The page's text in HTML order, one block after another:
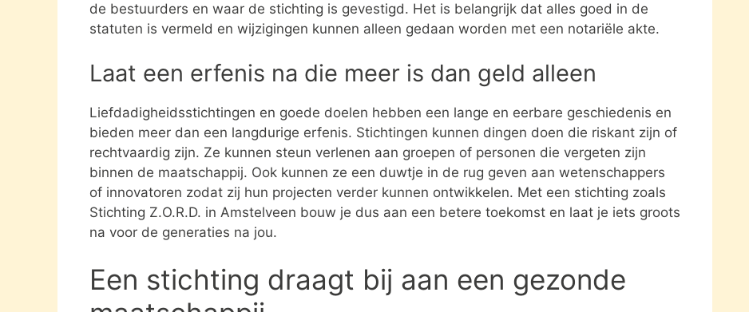
de bestuurders en waar de stichting is gevestigd. Het is belangrijk dat alles goed in de
statuten is vermeld en wijzigingen kunnen alleen gedaan worden met een notariële akte.
Laat een erfenis na die meer is dan geld alleen
Liefdadigheidsstichtingen en goede doelen hebben een lange en eerbare geschiedenis en
bieden meer dan een langdurige erfenis. Stichtingen kunnen dingen doen die riskant zijn of
rechtvaardig zijn. Ze kunnen steun verlenen aan groepen of personen die vergeten zijn
binnen de maatschappij. Ook kunnen ze een duwtje in de rug geven aan wetenschappers
of innovatoren zodat zij hun projecten verder kunnen ontwikkelen. Met een stichting zoals
Stichting Z.O.R.D. in Amstelveen bouw je dus aan een betere toekomst en laat je iets groots
na voor de generaties na jou.
Een stichting draagt bij aan een gezonde